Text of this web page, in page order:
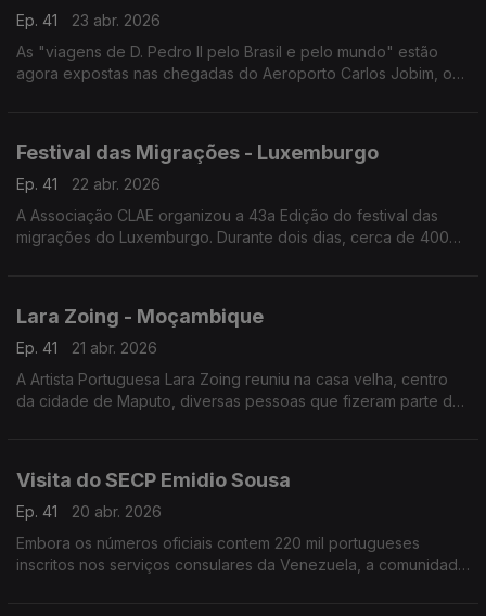
Ep. 41
23 abr. 2026
As "viagens de D. Pedro II pelo Brasil e pelo mundo" estão
agora expostas nas chegadas do Aeroporto Carlos Jobim, o
Festival das Migrações - Luxemburgo
Ep. 41
22 abr. 2026
A Associação CLAE organizou a 43a Edição do festival das
migrações do Luxemburgo. Durante dois dias, cerca de 400
Lara Zoing - Moçambique
Ep. 41
21 abr. 2026
A Artista Portuguesa Lara Zoing reuniu na casa velha, centro
da cidade de Maputo, diversas pessoas que fizeram parte de
Visita do SECP Emidio Sousa
Ep. 41
20 abr. 2026
Embora os números oficiais contem 220 mil portugueses
inscritos nos serviços consulares da Venezuela, a comunidade